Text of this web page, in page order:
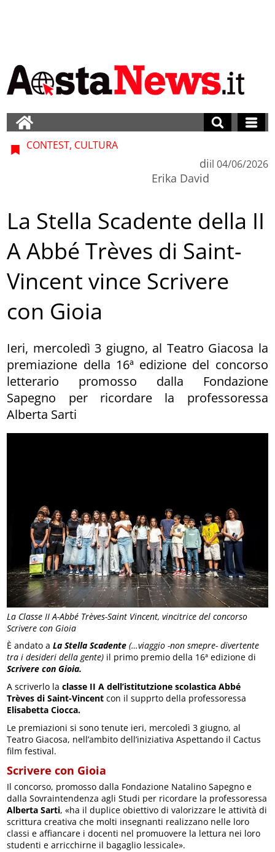
La Classe II A-Abbé Trèves-Saint Vincent, vincitrice del concorso
Scrivere con Gioia
CONTEST, CULTURA
di
Erika David
il 04/06/2026
La Stella Scadente della II
A Abbé Trèves di Saint-
Vincent vince Scrivere
con Gioia
Ieri, mercoledì 3 giugno, al Teatro Giacosa la
premiazione della 16ª edizione del concorso
letterario promosso dalla Fondazione
Sapegno per ricordare la professoressa
Alberta Sarti
È andato a La Stella Scadente (…viaggio -non smepre- divertente
tra i desideri della gente) il primo premio della 16ª edizione di
Scrivere con Gioia.
A scriverlo laclasse II A dell’istitutzione scolastica Abbé
Trèves di Saint-Vincent con il supprto della professoressa
Elisabetta Ciocca.
Le premiazioni si sono tenute ieri, mercoledì 3 giugno, al
Teatro Giacosa, nell’ambito dell’iniziativa Aspettando il Cactus
film festival.
Scrivere con Gioia
Il concorso, promosso dalla Fondazione Natalino Sapegno e
dalla Sovraintendenza agli Studi per ricordare la professoressa
Alberta Sarti, «ha il duplice obiettivo di valorizzare le attività di
scrittura creativa che molti insegnanti realizzano nelle loro
classi e affiancare i docenti nel promuovere la lettura nei loro
studenti e arricchirne il bagaglio lessicale».